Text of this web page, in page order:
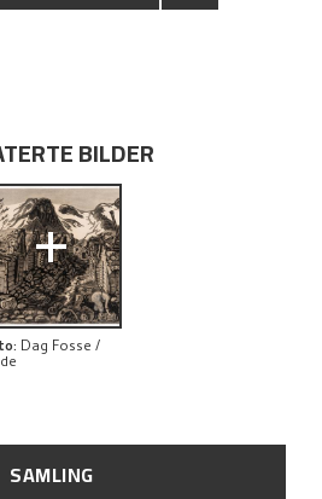
SAMLING
BILDER
+
: Dag Fosse /